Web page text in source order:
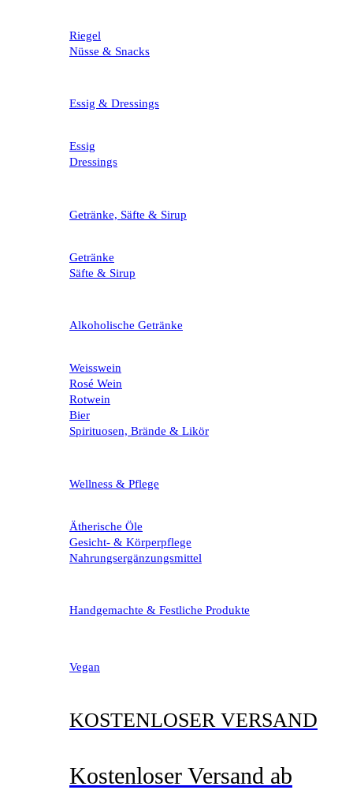
Riegel
Nüsse & Snacks
Essig & Dressings
Essig
Dressings
Getränke, Säfte & Sirup
Getränke
Säfte & Sirup
Alkoholische Getränke
Weisswein
Rosé Wein
Rotwein
Bier
Spirituosen, Brände & Likör
Wellness & Pflege
Ätherische Öle
Gesicht- & Körperpflege
Nahrungsergänzungsmittel
Handgemachte & Festliche Produkte
Vegan
KOSTENLOSER VERSAND
Kostenloser Versand ab